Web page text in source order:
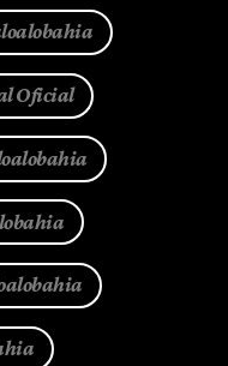
Oficial